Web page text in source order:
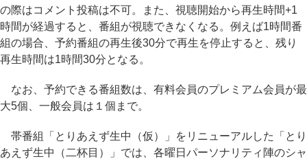
の際はコメント投稿は不可。また、視聴開始から再生時間+1
時間が経過すると、番組が視聴できなくなる。例えば1時間番
組の場合、予約番組の再生後30分で再生を停止すると、残り
再生時間は1時間30分となる。
なお、予約できる番組数は、有料会員のプレミアム会員が最
大5個、一般会員は１個まで。
帯番組「とりあえず生中（仮）」をリニューアルした「とり
あえず生中（二杯目）」では、各曜日パーソナリティ陣のシャ